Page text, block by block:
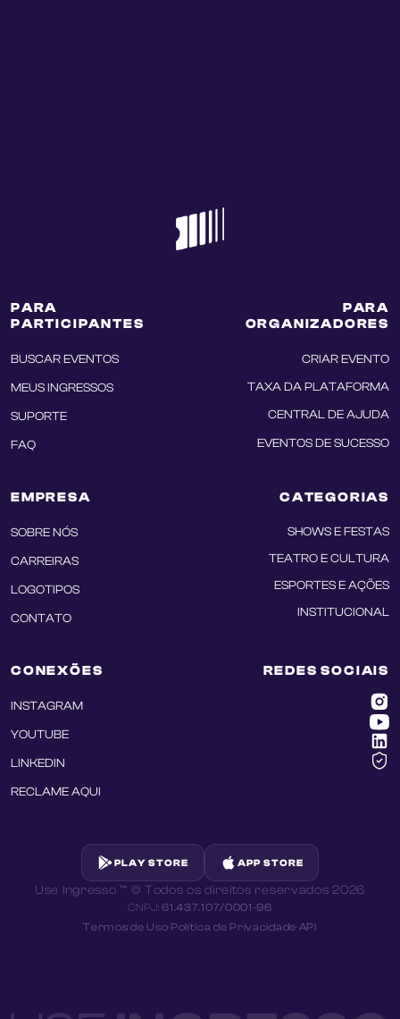
PARA
PARTICIPANTES
BUSCAR EVENTOS
MEUS INGRESSOS
SUPORTE
FAQ
PARA
ORGANIZADORES
CRIAR EVENTO
TAXA DA PLATAFORMA
CENTRAL DE AJUDA
EVENTOS DE SUCESSO
EMPRESA
SOBRE NÓS
CARREIRAS
LOGOTIPOS
CONTATO
CATEGORIAS
SHOWS E FESTAS
TEATRO E CULTURA
ESPORTES E AÇÕES
INSTITUCIONAL
CONEXÕES
INSTAGRAM
YOUTUBE
LINKEDIN
RECLAME AQUI
REDES SOCIAIS
PLAY STORE APP STORE
Use Ingresso ™ © Todos os direitos reservados2026
CNPJ:61.437.107/0001-96
Termos de Uso· Política de Privacidade·API